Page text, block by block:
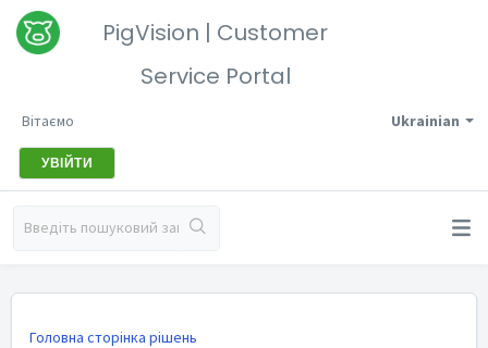
PigVision | Customer
Service Portal
Ukrainian
Вітаємо
УВІЙТИ
Головна сторінка рішень